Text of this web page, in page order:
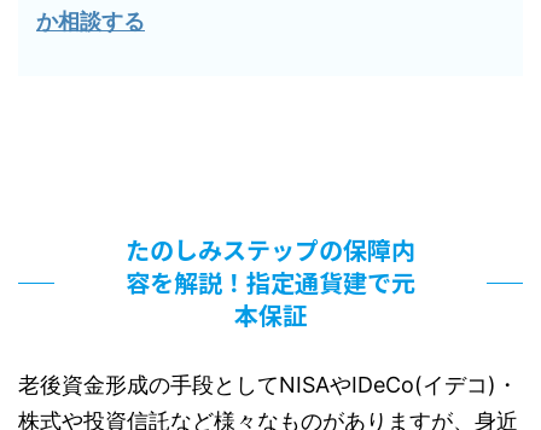
か相談する
たのしみステップの保障内
容を解説！指定通貨建で元
本保証
老後資金形成の手段としてNISAやIDeCo(イデコ)・
株式や投資信託など様々なものがありますが、身近